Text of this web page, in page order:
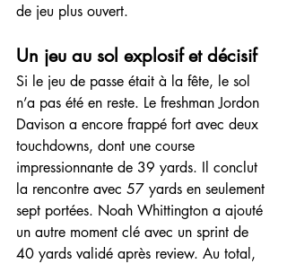
de jeu plus ouvert.
Un jeu au sol explosif et décisif
Si le jeu de passe était à la fête, le sol
n’a pas été en reste. Le freshman Jordon
Davison a encore frappé fort avec deux
touchdowns, dont une course
impressionnante de 39 yards. Il conclut
la rencontre avec 57 yards en seulement
sept portées. Noah Whittington a ajouté
un autre moment clé avec un sprint de
40 yards validé après review. Au total,